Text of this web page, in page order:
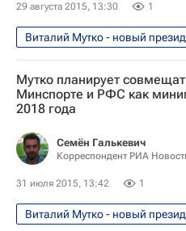
29 августа 2015, 13:30 1
Футбол
Спорт
Леонид Слуцкий (политик)
Фабио Капелло
Российский футбольный союз
Евро-2020 (отборочный
Сборная России по футболу
Мутко планирует
Минспорте и РФС как
2018 года
Семён Галькевич
Корреспондент РИА
31 июля 2015, 13:42 1